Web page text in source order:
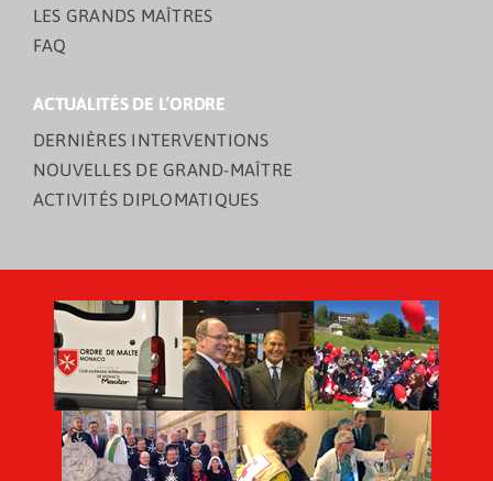
LES GRANDS MAÎTRES
FAQ
ACTUALITÉS DE L’ORDRE
DERNIÈRES INTERVENTIONS
NOUVELLES DE GRAND-MAÎTRE
ACTIVITÉS DIPLOMATIQUES